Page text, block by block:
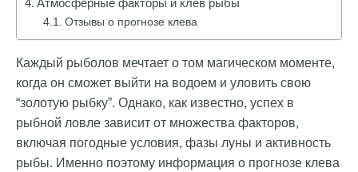
Атмосферные факторы и клев рыбы
Отзывы о прогнозе клева
Каждый рыболов мечтает о том магическом моменте,
когда он сможет выйти на водоем и уловить свою
“золотую рыбку”. Однако, как известно, успех в
рыбной ловле зависит от множества факторов,
включая погодные условия, фазы луны и активность
рыбы. Именно поэтому информация о прогнозе клева